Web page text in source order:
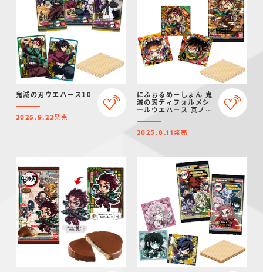
鬼滅の刃ウエハース10
2025.9.22発売
にふぉるめーしょん 鬼
滅の刃ディフォルメシ
ールウエハース 其ノ十
2025.8.11発売